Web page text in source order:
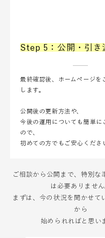
Step 5：公開・引き
最終確認後、ホームページを
します。
公開後の更新方法や、
今後の運用についても簡単に
ので、
初めての方でもご安心くださ
ご相談から公開まで、特別な
は必要ありません
まずは、今の状況を聞かせて
から
始められればと思い